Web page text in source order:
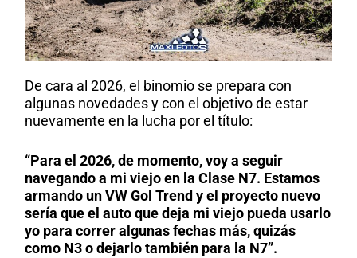
De cara al 2026, el binomio se prepara con
algunas novedades y con el objetivo de estar
nuevamente en la lucha por el título:
“Para el 2026, de momento, voy a seguir
navegando a mi viejo en la Clase N7. Estamos
armando un VW Gol Trend y el proyecto nuevo
sería que el auto que deja mi viejo pueda usarlo
yo para correr algunas fechas más, quizás
como N3 o dejarlo también para la N7”.